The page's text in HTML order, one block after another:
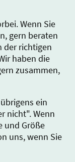
Wenn Sie
gern beraten
der richtigen
haben die
zusammen,
ein
nicht". Wenn
und Größe
uns, wenn Sie